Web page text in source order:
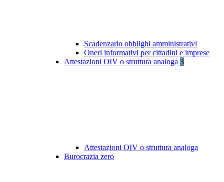
Scadenzario obblighi amministrativi
Oneri informativi per cittadini e imprese
Attestazioni OIV o struttura analoga 3
Attestazioni OIV o struttura analoga
Burocrazia zero